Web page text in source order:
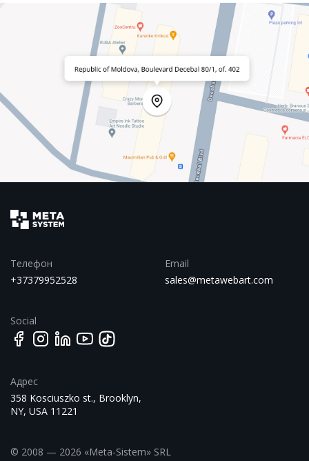
Телефон
+37379952528
Email
sales@metawebart.com
Social
Адрес
358 Kosciuszko st., Brooklyn,
NY, USA 11221
© 2008 — 2026 «Meta-Sistem» SRL